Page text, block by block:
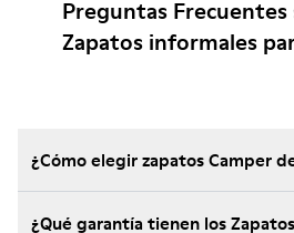
Preguntas Frecuentes
Zapatos informales
¿Cómo elegir zapatos Camper
¿Qué garantía tienen los